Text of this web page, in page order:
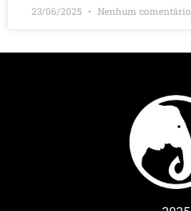
23/06/2025 Nenhum comentário